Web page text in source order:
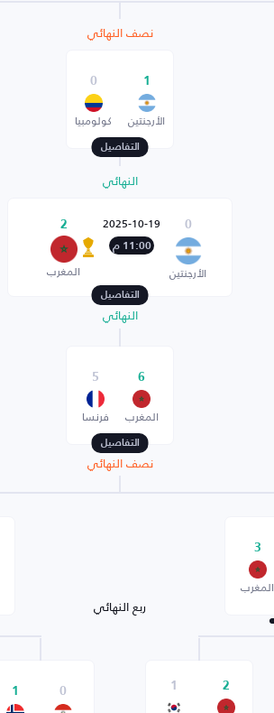
نصف النهائي
1
الأرجنتين
0
كولومبيا
التفاصيل
النهائي
0
الأرجنتين
2025-10-19
11:00 م
2
المغرب
التفاصيل
النهائي
6
المغرب
5
فرنسا
التفاصيل
نصف النهائي
3
المغرب
ربع النهائي
2
1
0
1